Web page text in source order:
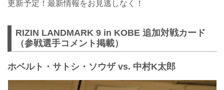
更新予定！最新情報をお見逃しなく！
RIZIN LANDMARK 9 in KOBE 追加対戦カード
（参戦選手コメント掲載）
ホベルト・サトシ・ソウザ vs. 中村K太郎